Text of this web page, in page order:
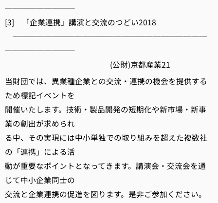
─────────
[3] 「企業連携」講演と交流のつどい2018
─────────────────────────
─────────
(公財)京都産業21
当財団では、異業種企業との交流・連携の機会を提供する
ため標記イベントを
開催いたします。技術・製品開発の短期化や新市場・新事
業の創出が求められ
る中、その実現には中小単独での取り組みを超えた複数社
の「連携」による活
動が重要なポイントとなってきます。講演会・交流会を通
じて中小企業同士の
交流と企業連携の促進を図ります。是非ご参加ください。